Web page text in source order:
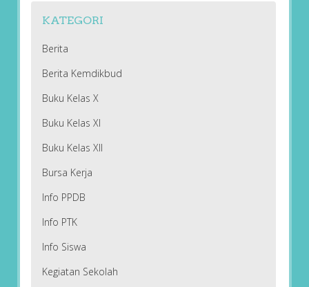
KATEGORI
Berita
Berita Kemdikbud
Buku Kelas X
Buku Kelas XI
Buku Kelas XII
Bursa Kerja
Info PPDB
Info PTK
Info Siswa
Kegiatan Sekolah